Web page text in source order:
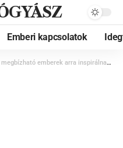
Emberi kapcsolatok
emberek arra inspirálnak, hogy mi is megbízzunk másokban